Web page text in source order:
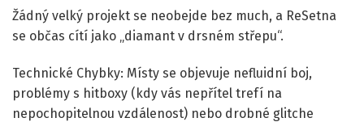
Žádný velký projekt se neobejde bez much, a ReSetna
se občas cítí jako „diamant v drsném střepu“.
Technické Chybky: Místy se objevuje nefluidní boj,
problémy s hitboxy (kdy vás nepřítel trefí na
nepochopitelnou vzdálenost) nebo drobné glitche